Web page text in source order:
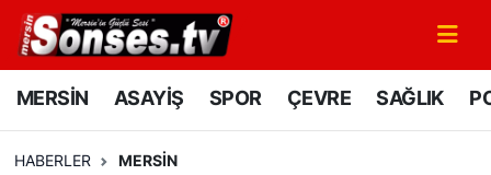
MERSİN ASAYİŞ SPOR ÇEVRE SAĞLIK
HABERLER MERSİN
MERSİN
Mersin Nöbetçi Eczaneler